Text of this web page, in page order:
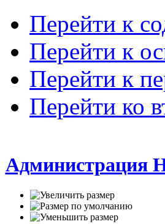
Перейти к
Перейти к
Перейти к
Перейти ко
Администрация